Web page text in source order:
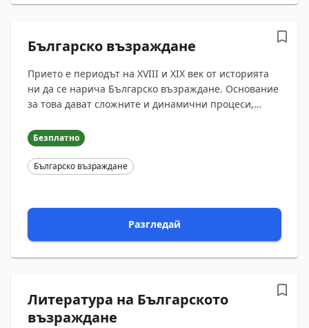
Българско възраждане
Прието е периодът на XVIII и XIX век от историята
ни да се нарича Българско възраждане. Основание
за това дават сложните и динамични процеси,
така и...
Безплатно
Българско възраждане
Разгледай
Литература на Българското
възраждане